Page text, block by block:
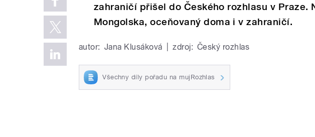
zahraničí přišel do Českého rozhlasu v Praze.
Mongolska, oceňovaný doma i v zahraničí.
autor: Jana Klusáková zdroj: Český rozhlas
Všechny díly pořadu na mujRozhlas